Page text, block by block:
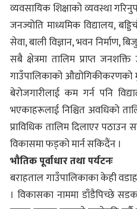
व्यवसायिक शिक्षाको व्यवस्था
जनज्योति माध्यमिक विद्यालय,
सेवा, बाली विज्ञान, भवन निर्माण,
सबै क्षेत्रमा तालिम प्राप्त
गाउँपालिकाको
बेरोजगारीलाई कम गर्न पनि
भएकाहरूलाई निश्चित अवधिको
प्राविधिक तालिम दिलाएर पठाउन
विकासमा फड्को मार्न सकिदैंन ।
भौतिक पूर्वाधार तथा पर्यटनः
बराहताल गाउँपालिकाका केही
। विकासका नाममा डाँडैपिच्छे